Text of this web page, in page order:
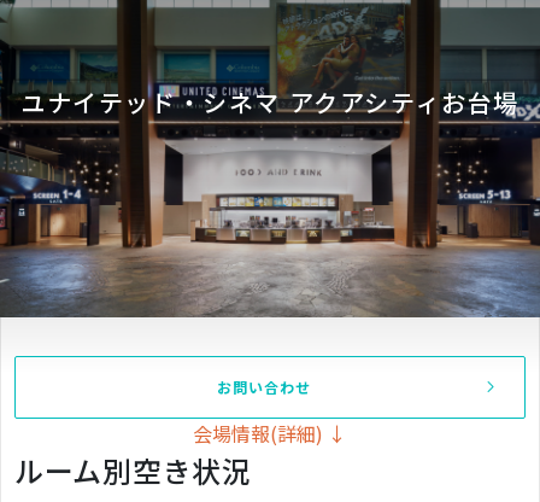
ユナイテッド・シネマ アクアシティお台場
お問い合わせ
会場情報(詳細) ↓
ルーム別空き状況